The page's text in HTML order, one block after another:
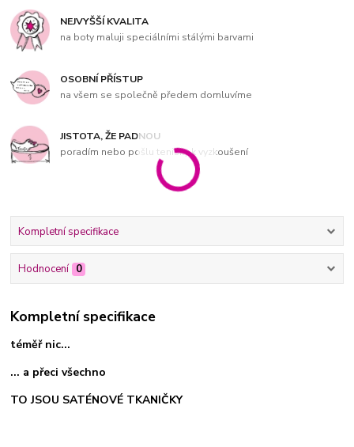
NEJVYŠŠÍ KVALITA
na boty maluji speciálními stálými barvami
OSOBNÍ PŘÍSTUP
na všem se společně předem domluvíme
JISTOTA, ŽE PADNOU
poradím nebo pošlu tenisky k vyzkoušení
Kompletní specifikace
Hodnocení 0
Kompletní specifikace
téměř nic...
... a přeci všechno
TO JSOU SATÉNOVÉ TKANIČKY